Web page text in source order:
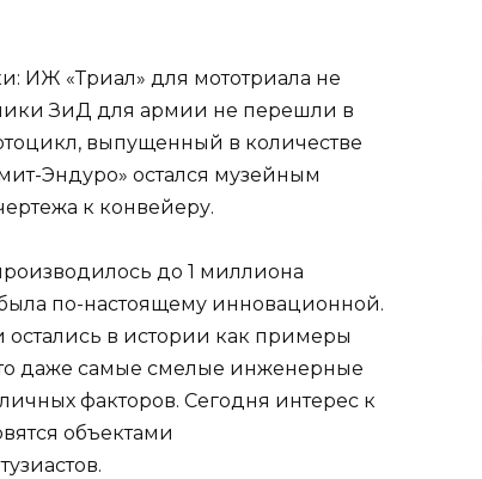
ИЖ «Триал» для мототриала не
ЗиД для армии не перешли в
выпущенный в количестве
Эндуро» остался музейным
к конвейеру.
до 1 миллиона
по-настоящему инновационной.
в истории как примеры
даже самые смелые инженерные
факторов. Сегодня интерес к
объектами